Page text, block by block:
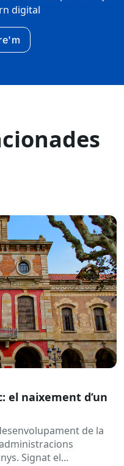
digital
el naixement d’un
de la
Signat el...